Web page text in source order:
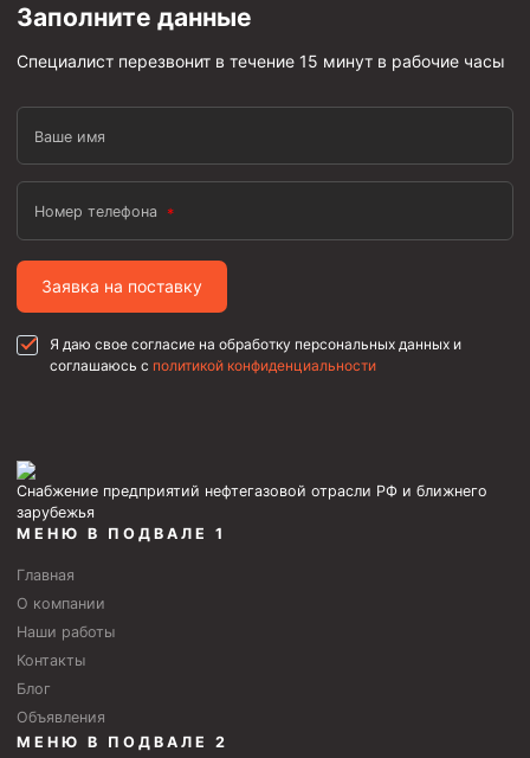
Заполните данные
Специалист перезвонит в течение 15 минут в рабочие часы
Ваше имя
Номер телефона
Заявка на поставку
Я даю свое согласие на обработку персональных данных и
соглашаюсь с политикой конфиденциальности
Снабжение предприятий нефтегазовой отрасли РФ и ближнего
зарубежья
МЕНЮ В ПОДВАЛЕ 1
Главная
О компании
Наши работы
Контакты
Блог
Объявления
МЕНЮ В ПОДВАЛЕ 2